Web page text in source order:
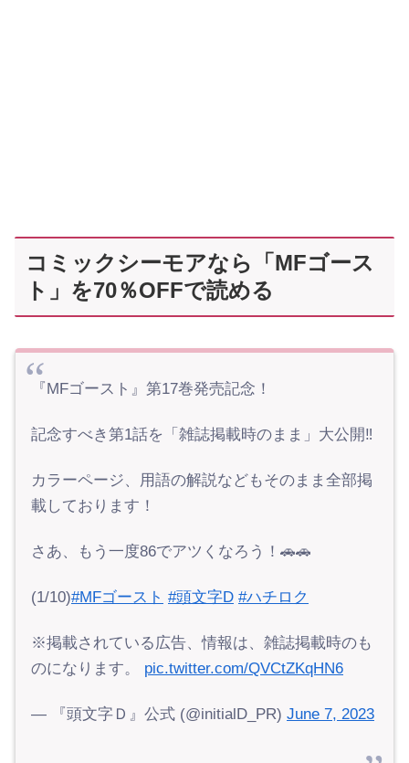
コミックシーモアなら「MFゴース
ト」を70％OFFで読める
『MFゴースト』第17巻発売記念！
記念すべき第1話を「雑誌掲載時のまま」大公開‼
カラーページ、用語の解説などもそのまま全部掲
載しております！
さあ、もう一度86でアツくなろう！🚗🚗
(1/10)#MFゴースト #頭文字D #ハチロク
※掲載されている広告、情報は、雑誌掲載時のも
のになります。 pic.twitter.com/QVCtZKqHN6
— 『頭文字Ｄ』公式 (@initialD_PR) June 7, 2023